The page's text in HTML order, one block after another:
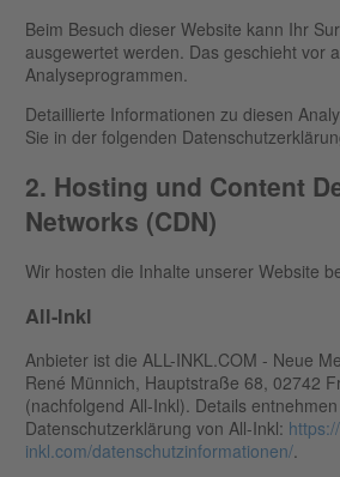
Beim Besuch dieser Website kann Ihr
ausgewertet werden. Das geschieht vor
Analyseprogrammen.
Detaillierte Informationen zu diesen
Sie in der folgenden
2. Hosting und Content
Networks (CDN)
Wir hosten die Inhalte unserer Website
All-Inkl
Anbieter ist die ALL-INKL.COM - Neue
René Münnich, Hauptstraße 68, 02742
(nachfolgend All-Inkl). Details
Datenschutzerklärung von All-Inkl:
inkl.com/datenschutzinformationen/.